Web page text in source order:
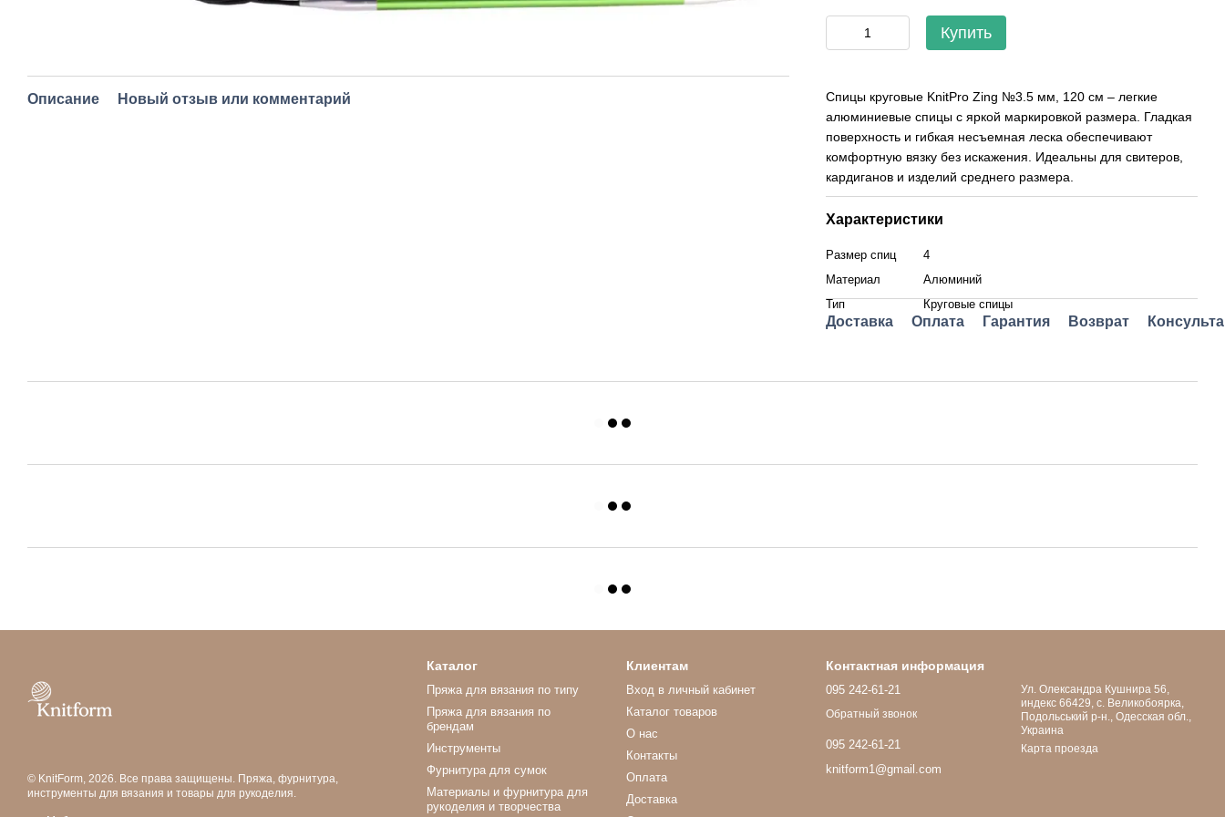
Описание Новый отзыв или комментарий
Купить
Спицы круговые KnitPro Zing №3.5 мм, 120 см – легкие
алюминиевые спицы с яркой маркировкой размера. Гладкая
поверхность и гибкая несъемная леска обеспечивают
комфортную вязку без искажения. Идеальны для свитеров,
кардиганов и изделий среднего размера.
Характеристики
Размер спиц
4
Материал
Алюминий
Тип
Круговые спицы
Доставка Оплата Гарантия Возврат
© KnitForm, 2026. Все права защищены. Пряжа, фурнитура,
инструменты для вязания и товары для рукоделия.
Каталог
Пряжа для вязания по типу
Пряжа для вязания по
брендам
Инструменты
Фурнитура для сумок
Материалы и фурнитура для
рукоделия и творчества
Клиентам
Вход в личный кабинет
Каталог товаров
О нас
Контакты
Оплата
Доставка
Контактная информация
095 242-61-21
Обратный звонок
095 242-61-21
knitform1@gmail.com
Ул. Олександра Кушнира 56,
индекс 66429, с. Великобоярка,
Подольський р-н., Одесская обл.,
Украина
Карта проезда